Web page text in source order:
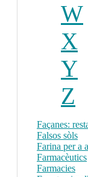
W
X
Y
Z
Façanes:
Falsos sòls
Farina per a
Farmacèutics
Farmacies